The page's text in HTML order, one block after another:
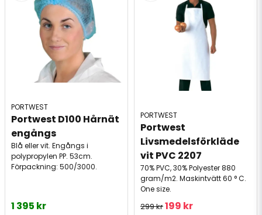
PORTWEST
Portwest D100 Hårnät
engångs
Blå eller vit. Engångs i
polypropylen PP. 53cm.
Förpackning: 500/3000.
1 395 kr
PORTWEST
Portwest
Livsmedelsförkläde
vit PVC 2207
70% PVC, 30% Polyester 880
gram/m2. Maskintvätt 60 ° C.
One size.
299 kr199 kr